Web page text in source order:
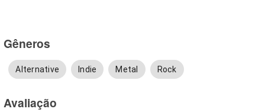
Gêneros
Alternative Indie Metal Rock
Avaliação